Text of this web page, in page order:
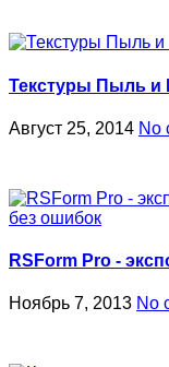
Текстуры Пыль
Август 25, 2014 No
RSForm Pro -
Ноябрь 7, 2013 No